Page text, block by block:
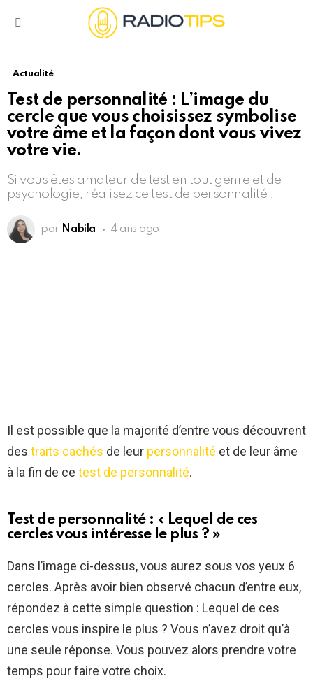
Actualité
Test de personnalité : L’image du
cercle que vous choisissez symbolise
votre âme et la façon dont vous vivez
votre vie.
Si vous êtes amateur de test en tout genre et de
psychologie, réalisez ce test de personnalité !
par Nabila 4 ans ago
Il est possible que la majorité d’entre vous découvrent
des traits cachés de leur personnalité et de leur âme
à la fin de ce test de personnalité.
Test de personnalité : « Lequel de ces
cercles vous intéresse le plus ? »
Dans l’image ci-dessus, vous aurez sous vos yeux 6
cercles. Après avoir bien observé chacun d’entre eux,
répondez à cette simple question : Lequel de ces
cercles vous inspire le plus ? Vous n’avez droit qu’à
une seule réponse. Vous pouvez alors prendre votre
temps pour faire votre choix.